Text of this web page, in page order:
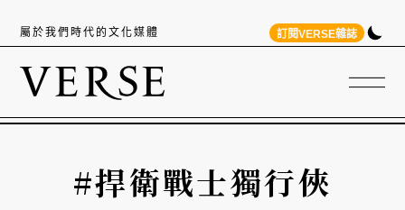
屬於我們時代的文化媒體 訂閱VERSE雜誌
#捍衛戰士獨行俠